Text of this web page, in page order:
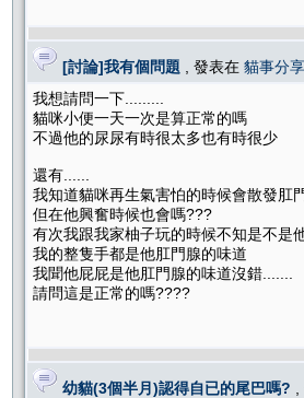
[討論]我有個問題 , 發表在 貓事分享
我想請問一下.........
貓咪小便一天一次是算正常的嗎
不過他的尿尿有時很太多也有時很少
還有......
我知道貓咪再生氣害怕的時候會散發肛
但在他興奮時候也會嗎???
有次我跟我家柚子玩的時候不知是不是
我的整隻手都是他肛門腺的味道
我聞他屁屁是他肛門腺的味道沒錯.......
請問這是正常的嗎????
幼貓(3個半月)認得自已的尾巴嗎?